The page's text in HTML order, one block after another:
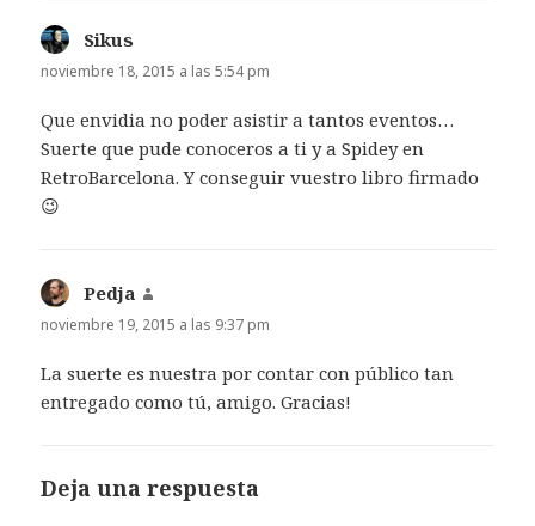
Sikus
noviembre 18, 2015 a las 5:54 pm
Que envidia no poder asistir a tantos eventos…
Suerte que pude conoceros a ti y a Spidey en
RetroBarcelona. Y conseguir vuestro libro firmado
😉
Pedja
noviembre 19, 2015 a las 9:37 pm
La suerte es nuestra por contar con público tan
entregado como tú, amigo. Gracias!
Deja una respuesta